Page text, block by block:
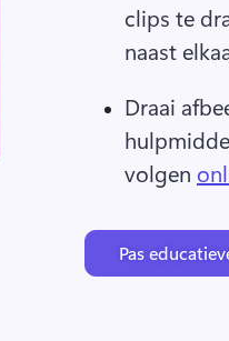
clips te
naast
Draai
volgen
Pas